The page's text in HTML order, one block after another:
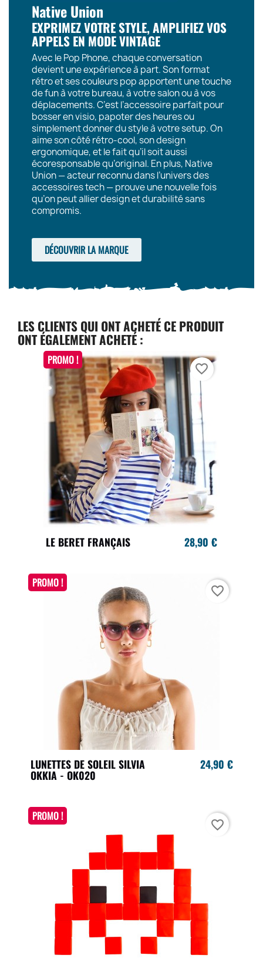
Native Union
EXPRIMEZ VOTRE STYLE, AMPLIFIEZ VOS
APPELS EN MODE VINTAGE
Avec le Pop Phone, chaque conversation
devient une expérience à part. Son format
rétro et ses couleurs pop apportent une touche
de fun à votre bureau, à votre salon ou à vos
déplacements. C’est l’accessoire parfait pour
bosser en visio, papoter des heures ou
simplement donner du style à votre setup. On
aime son côté rétro-cool, son design
ergonomique, et le fait qu’il soit aussi
écoresponsable qu’original. En plus, Native
Union — acteur reconnu dans l’univers des
accessoires tech — prouve une nouvelle fois
qu’on peut allier design et durabilité sans
compromis.
DÉCOUVRIR LA MARQUE
LES CLIENTS QUI ONT ACHETÉ CE PRODUIT
ONT ÉGALEMENT ACHETÉ :
LE BERET FRANÇAIS 28,90 €
PROMO !
favorite_border
LUNETTES DE SOLEIL SILVIA
OKKIA - OK020
24,90 €
PROMO !
favorite_border
PROMO !
favorite_border